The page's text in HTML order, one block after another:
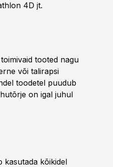
4D jt.
tooted nagu
või talirapsi
toodetel puudub
on igal juhul
kõikidel